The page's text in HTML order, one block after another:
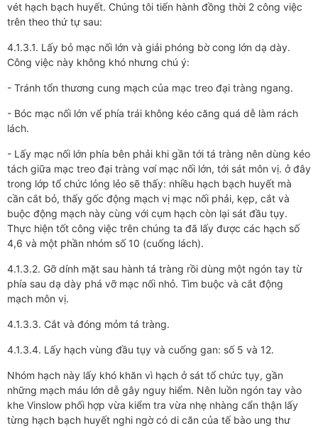
vét hạch bạch huyết. Chúng tôi tiến hành đồng thời 2 công việc
trên theo thứ tự sau:
4.1.3.1. Lấy bỏ mạc nối lớn và giải phóng bờ cong lớn dạ dày.
Công việc này không khó nhưng chú ý:
- Tránh tổn thương cung mạch của mạc treo đại tràng ngang.
- Bóc mạc nối lớn vể phía trái không kéo căng quá dễ làm rách
lách.
- Lấy mạc nối lớn phía bên phải khi gần tới tá tràng nên dùng kéo
tách giữa mạc treo đại tràng vơí mạc nối lớn, tới sát môn vị. ở đây
trong lớp tổ chức lỏng lẻo sẽ thấy: nhiều hạch bạch huyết mà
cần cắt bỏ, thấy gốc động mạch vị mạc nối phải, kẹp, cắt và
buộc động mạch này cùng với cụm hạch còn lại sát đầu tụy.
Thực hiện tốt công việc trên chúng ta đã lấy được các hạch số
4,6 và một phần nhóm số 10 (cuống lách).
4.1.3.2. Gỡ dính mặt sau hành tá tràng rồi dùng một ngón tay từ
phía sau dạ dày phá vỡ mạc nối nhỏ. Tìm buộc và cắt động
mạch môn vị.
4.1.3.3. Cắt và đóng mỏm tá tràng.
4.1.3.4. Lấy hạch vùng đầu tụy và cuống gan: số 5 và 12.
Nhóm hạch này lấy khó khăn vì hạch ở sát tổ chức tụy, gần
những mạch máu lớn dễ gây nguy hiểm. Nên luồn ngón tay vào
khe Vinslow phối hợp vừa kiểm tra vừa nhẹ nhàng cẩn thận lấy
từng hạch bạch huyết nghi ngờ có di căn của tế bào ung thư